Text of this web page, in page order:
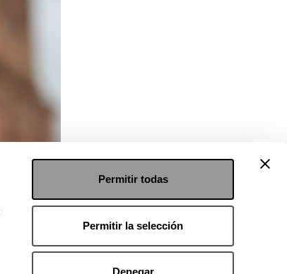
Permitir todas
Permitir la selección
Denegar